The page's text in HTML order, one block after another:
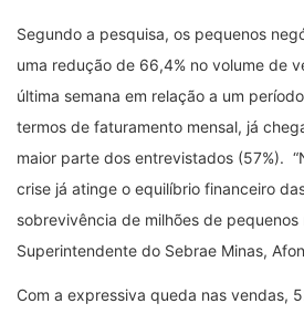
Segundo a pesquisa, os pequenos
uma redução de 66,4% no volume de
última semana em relação a um
termos de faturamento mensal, já
maior parte dos entrevistados (57%).
crise já atinge o equilíbrio financeiro
sobrevivência de milhões de pequenos
Superintendente do Sebrae Minas,
Com a expressiva queda nas vendas,